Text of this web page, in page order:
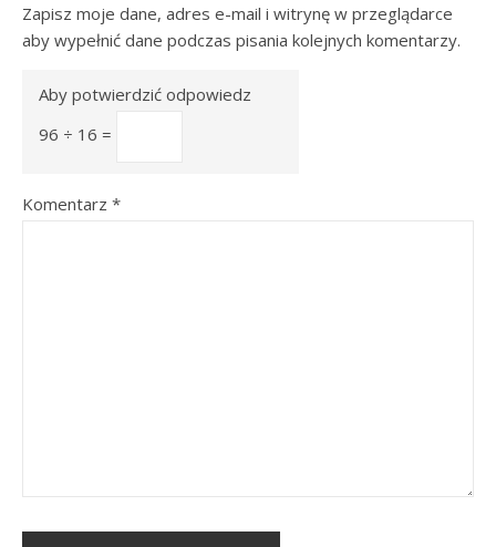
Zapisz moje dane, adres e-mail i witrynę w przeglądarce
aby wypełnić dane podczas pisania kolejnych komentarzy.
Aby potwierdzić odpowiedz
96 ÷ 16 =
Komentarz *